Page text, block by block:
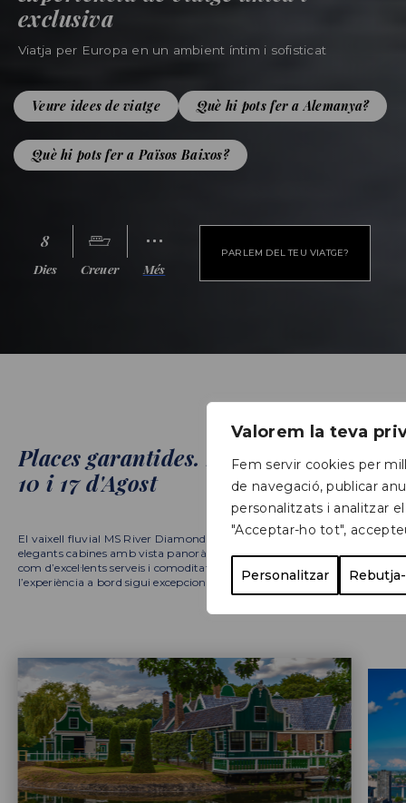
Valorem la teva
Fem servir cookies per
de navegació, publicar
personalitzats i analitzar
"Acceptar-ho tot",
Personalitzar
exclusiva
Viatja per Europa en un ambient íntim i sofisticat
Veure idees de viatge Què hi pots fer a Alemanya?
Què hi pots fer a Països Baixos?
8
Dies Creuer Més
PARLEM DEL TEU VIATGE?
Places garantides. Sortida especial
10 i 17 d'Agost
El vaixell fluvial MS River Diamond inclou àmplies i
elegants cabines amb vista panoràmiques al riu, així
com d’excel·lents serveis i comoditats per a que
l’experiència a bord sigui excepcional.